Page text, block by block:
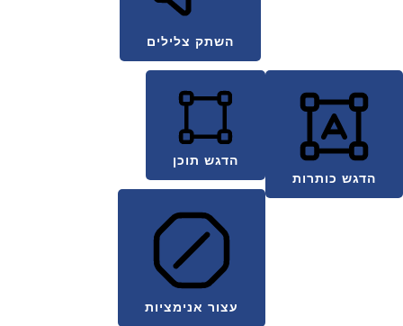
השתק צלילים
הדגש כותרות
הדגש תוכן
עצור אנימציות